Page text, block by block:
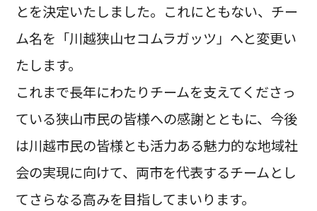
とを決定いたしました。これにともない、チー
ム名を「川越狭山セコムラガッツ」へと変更い
たします。
これまで長年にわたりチームを支えてくださっ
ている狭山市民の皆様への感謝とともに、今後
は川越市民の皆様とも活力ある魅力的な地域社
会の実現に向けて、両市を代表するチームとし
てさらなる高みを目指してまいります。